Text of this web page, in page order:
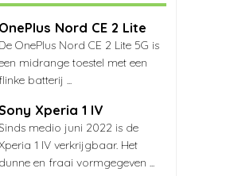
OnePlus Nord CE 2 Lite
De OnePlus Nord CE 2 Lite 5G is
midrange toestel met een
flinke batterij ...
Xperia 1 IV
medio juni 2022 is de
1 IV verkrijgbaar. Het
dunne en fraai vormgegeven ...